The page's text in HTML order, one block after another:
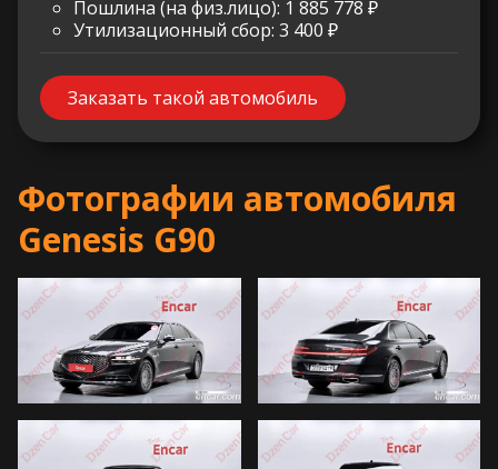
Пошлина (на физ.лицо): 1 885 778 ₽
Утилизационный сбор: 3 400 ₽
Заказать такой автомобиль
Фотографии автомобиля
Genesis G90